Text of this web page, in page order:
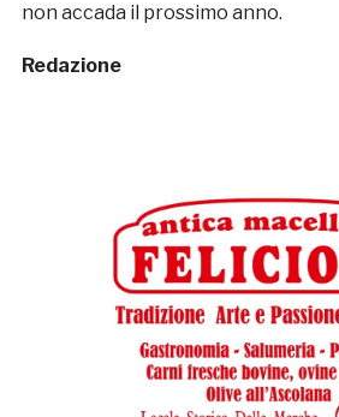
non accada il prossimo anno.
Redazione